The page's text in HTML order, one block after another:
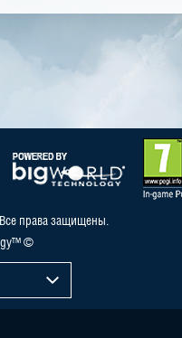
права защищены.
©